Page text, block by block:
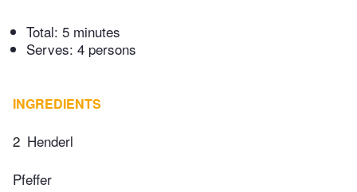
Total: 5 minutes
Serves: 4 persons
INGREDIENTS
2 Henderl
Pfeffer